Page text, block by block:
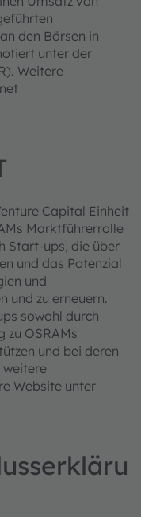
den Börsen in
unter der
Weitere
Capital Einheit
Marktführerrolle
Start-ups, die über
und das Potenzial
und
und zu erneuern.
sowohl durch
zu OSRAMs
und bei deren
weitere
Website unter